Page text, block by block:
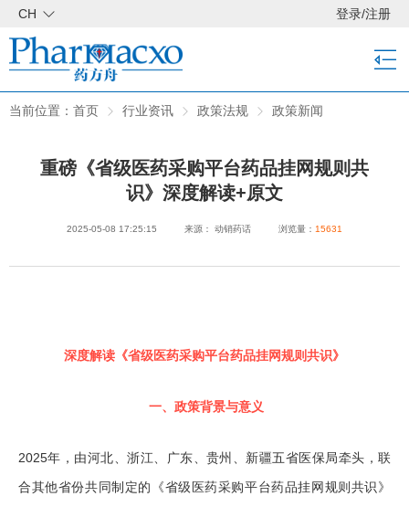
CH 登录/注册
当前位置： 首页 行业资讯 政策法规 政策新闻
​重磅《省级医药采购平台药品挂网规则共
识》深度解读+原文
2025-05-08 17:25:15 来源： 动销药话 浏览量： 15631
深度解读《省级医药采购平台药品挂网规则共识》
一、政策背景与意义
2025年，由河北、浙江、广东、贵州、新疆五省医保局牵头，联
合其他省份共同制定的《省级医药采购平台药品挂网规则共识》